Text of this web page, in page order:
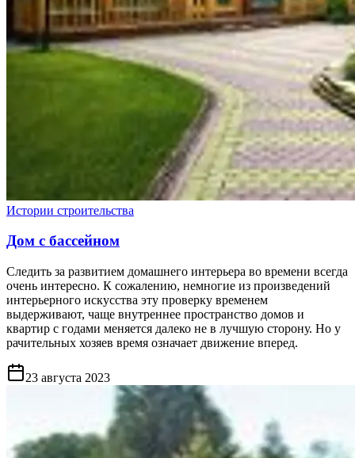
Истории строительства
Дом с бассейном
Следить за развитием домашнего интерьера во времени всегда
очень интересно. К сожалению, немногие из произведений
интерьерного искусства эту проверку временем
выдерживают, чаще внутреннее пространство домов и
квартир с годами меняется далеко не в лучшую сторону. Но у
рачительных хозяев время означает движение вперед.
23 августа 2023